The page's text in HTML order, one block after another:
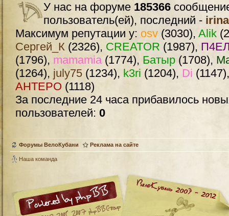
У нас на форуме 185366
пользователь(ей), последний -
Максимум репутации у: osv (3030), Alik
Сергей_К (2326), CREATOR (1987),
(1796), mamamia(1774), Батыр (1708),
(1264), july75 (1234), k3ri (1204), Di
AHTEPO (1118)
За последние 24 часа прибавилось
пользователей: 0
Форумы ВелоКубани Реклама на сайте
Наша команда